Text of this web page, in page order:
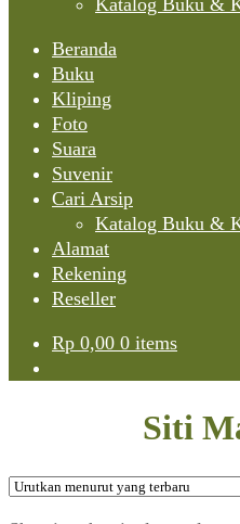
Katalog Buku &
Beranda
Buku
Kliping
Foto
Suara
Suvenir
Cari Arsip
Katalog Buku &
Alamat
Rekening
Reseller
Rp 0,00 0 items
Siti